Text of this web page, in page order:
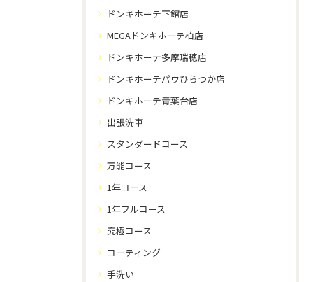
ドンキホーテ下館店
MEGAドンキホーテ柏店
ドンキホーテ多摩瑞穂店
ドンキホーテパウひらつか店
ドンキホーテ青葉台店
出張洗車
スタンダードコース
万能コース
1年コース
1年フルコース
究極コース
コーティング
手洗い